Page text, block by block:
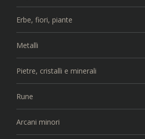
Erbe, fiori, piante
Metalli
Pietre, cristalli e minerali
Rune
Arcani minori